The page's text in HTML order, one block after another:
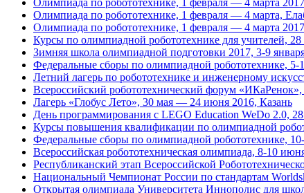
Олимпиада по робототехнике, 1 февраля — 4 марта
Олимпиада по робототехнике, 1 февраля — 4 марта,
Олимпиада по робототехнике, 1 февраля — 4 марта
Курсы по олимпиадной робототехнике для учителей,
Зимняя школа олимпиадной подготовки 2017, 3-9
Федеральные сборы по олимпиадной робототехнике, 5-
Летний лагерь по робототехнике и инженерному
Всероссийский робототехнический форум
Лагерь «Глобус Лето», 30 мая — 24 июня 2016, Казань
День программирования с LEGO Education WeDo 2.0,
Курсы повышения квалификации по олимпиадной
Федеральные сборы по олимпиадной робототехнике,
Всероссийская робототехническая олимпиада, 8-10
Республиканский этап Всероссийской
Национальный Чемпионат России по стандартам
Открытая олимпиада Университета Иннополис для